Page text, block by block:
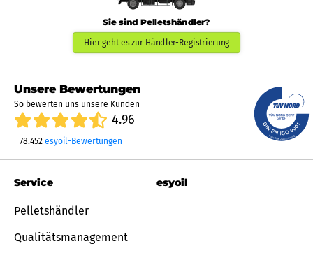
Sie sind Pelletshändler?
Hier geht es zur Händler-Registrierung
Unsere Bewertungen
So bewerten uns unsere Kunden
4.96
78.452 esyoil-Bewertungen
Service
Pelletshändler
Qualitätsmanagement
esyoil